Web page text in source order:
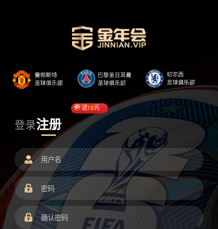
登录注册
送18元